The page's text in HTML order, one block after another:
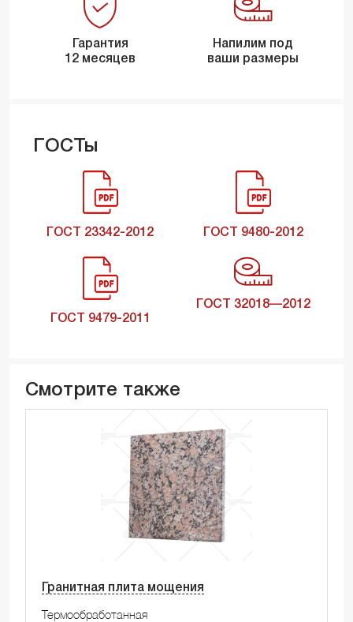
Гарантия
12 месяцев
Напилим под
ваши размеры
ГОСТы
ГОСТ 23342-2012 ГОСТ 9480-2012
ГОСТ 9479-2011
ГОСТ 32018—2012
Смотрите также
Гранитная плита мощения
Термообработанная